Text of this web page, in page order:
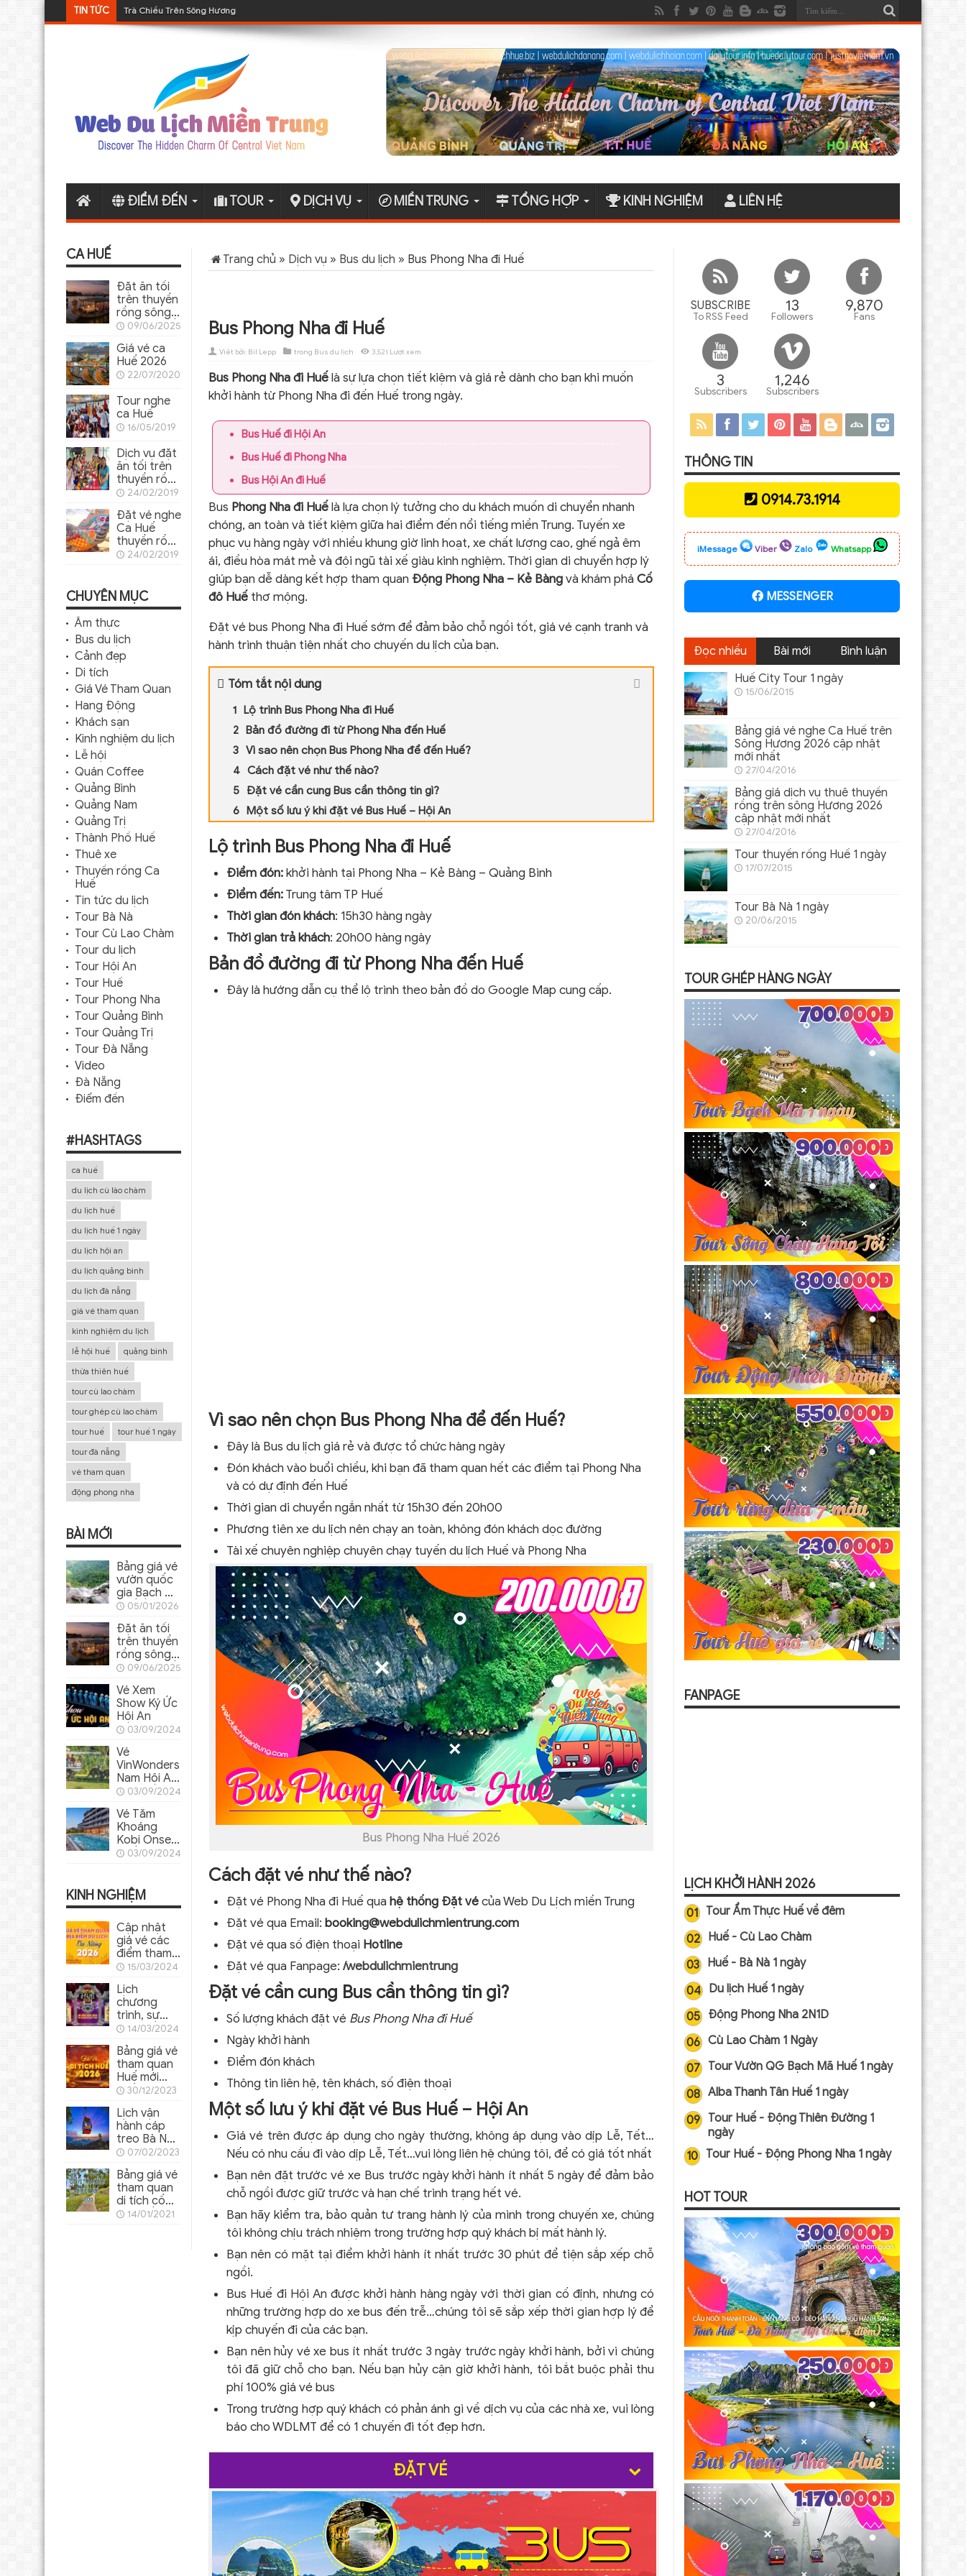
TIN TỨC Trà Chiều Trên Sông Hương
Tour DMZ 1 ngày từ Huế
ĐIỂM ĐẾN TOUR DỊCH VỤ MIỀN TRUNG TỔNG HỢP KINH NGHIỆM LIÊN HỆ
Trang chủ » Dịch vụ » Bus du lịch » Bus Phong Nha đi Huế
Bus Phong Nha đi Huế
Viết bởi: Bil Lepp trong Bus du lịch 3,521 Lượt xem
Bus Phong Nha đi Huếlà sự lựa chọn tiết kiệm và giá rẻ dành cho bạn khi muốn
khởi hành từ Phong Nha đi đến Huế trong ngày.
Bus Huế đi Hội An
Bus Huế đi Phong Nha
Bus Hội An đi Huế
Bus Phong Nha đi Huếlà lựa chọn lý tưởng cho du khách muốn di chuyển nhanh
chóng, an toàn và tiết kiệm giữa hai điểm đến nổi tiếng miền Trung. Tuyến xe
phục vụ hàng ngày với nhiều khung giờ linh hoạt, xe chất lượng cao, ghế ngả êm
ái, điều hòa mát mẻ và đội ngũ tài xế giàu kinh nghiệm. Thời gian di chuyển hợp lý
giúp bạn dễ dàng kết hợp tham quan Động Phong Nha – Kẻ Bàngvà khám phá Cố
đô Huế thơ mộng.
Đặt vé bus Phong Nha đi Huế sớm để đảm bảo chỗ ngồi tốt, giá vé cạnh tranh và
hành trình thuận tiện nhất cho chuyến du lịch của bạn.
Tóm tắt nội dung
Lộ trình Bus Phong Nha đi Huế
Bản đồ đường đi từ Phong Nha đến Huế
Vì sao nên chọn Bus Phong Nha để đến Huế?
Cách đặt vé như thế nào?
Đặt vé cần cung Bus cần thông tin gì?
Một số lưu ý khi đặt vé Bus Huế – Hội An
Lộ trình Bus Phong Nha đi Huế
Điểm đón:khởi hành tại Phong Nha – Kẻ Bàng – Quảng Bình
Điểm đến:Trung tâm TP Huế
Thời gian đón khách: 15h30 hàng ngày
Thời gian trả khách: 20h00 hàng ngày
Bản đồ đường đi từ Phong Nha đến Huế
Đây là hướng dẫn cụ thể lộ trình theo bản đồ do Google Map cung cấp.
Vì sao nên chọn Bus Phong Nha để đến Huế?
Đây là Bus du lịch giá rẻ và được tổ chức hàng ngày
Đón khách vào buổi chiều, khi bạn đã tham quan hết các điểm tại Phong Nha
và có dự định đến Huế
Thời gian di chuyển ngắn nhất từ 15h30 đến 20h00
Phương tiên xe du lịch nên chạy an toàn, không đón khách dọc đường
Tài xế chuyên nghiệp chuyên chạy tuyến du lịch Huế và Phong Nha
Bus Phong Nha Huế 2026
Cách đặt vé như thế nào?
Đặt vé Phong Nha đi Huế qua hệ thống Đặt vécủa Web Du Lịch miền Trung
Đặt vé qua Email: booking@webdulichmientrung.com
Đặt vé qua số điện thoại Hotline
Đặt vé qua Fanpage: /webdulichmientrung
Đặt vé cần cung Bus cần thông tin gì?
Số lượng khách đặt vé Bus Phong Nha đi Huế
Ngày khởi hành
Điểm đón khách
Thông tin liên hệ, tên khách, số điện thoại
Một số lưu ý khi đặt vé Bus Huế – Hội An
Giá vé trên được áp dụng cho ngày thường, không áp dụng vào dịp Lễ, Tết…
Nếu có nhu cầu đi vào dịp Lễ, Tết…vui lòng liên hệ chúng tôi, để có giá tốt nhất
Bạn nên đặt trước vé xe Bus trước ngày khởi hành ít nhất 5 ngày để đảm bảo
chỗ ngồi được giữ trước và hạn chế trình trạng hết vé.
Bạn hãy kiểm tra, bảo quản tư trang hành lý của mình trong chuyến xe, chúng
tôi không chịu trách nhiệm trong trường hợp quý khách bị mất hành lý.
Bạn nên có mặt tại điểm khởi hành ít nhất trước 30 phút để tiện sắp xếp chỗ
ngồi.
Bus Huế đi Hội An được khởi hành hàng ngày với thời gian cố định, nhưng có
những trường hợp do xe bus đến trễ…chúng tôi sẽ sắp xếp thời gian hợp lý để
kịp chuyến đi của các bạn.
Bạn nên hủy vé xe bus ít nhất trước 3 ngày trước ngày khởi hành, bởi vì chúng
tôi đã giữ chỗ cho bạn. Nếu bạn hủy cận giờ khởi hành, tôi bắt buộc phải thu
phí 100% giá vé bus
Trong trường hợp quý khách có phản ánh gì về dịch vụ của các nhà xe, vui lòng
báo cho WDLMT để có 1 chuyến đi tốt đẹp hơn.
ĐẶT VÉ
CA HUẾ
Đặt ăn tối
trên thuyền
rồng sông
Hương Huế
ghép lẻ
09/06/2025
Giá vé ca
Huế 2026
22/07/2020
Tour nghe
ca Huế
16/05/2019
Dịch vụ đặt
ăn tối trên
thuyền rồng
Sông
24/02/2019
Đặt vé nghe
Ca Huế
thuyền rồng
trên sông
24/02/2019
CHUYÊN MỤC
Ẩm thực
Bus du lịch
Cảnh đẹp
Di tích
Giá Vé Tham Quan
Hang Động
Khách sạn
Kinh nghiệm du lịch
Lễ hội
Quán Coffee
Quảng Bình
Quảng Nam
Quảng Trị
Thành Phố Huế
Thuê xe
Thuyền rồng Ca
Huế
Tin tức du lịch
Tour Bà Nà
Tour Cù Lao Chàm
Tour du lịch
Tour Hội An
Tour Huế
Tour Phong Nha
Tour Quảng Bình
Tour Quảng Trị
Tour Đà Nẵng
Video
Đà Nẵng
Điểm đến
#HASHTAGS
ca huế
du lịch cù lào chàm
du lịch huế
du lịch huế 1 ngày
du lịch hội an
du lịch quảng bình
du lịch đà nẵng
giá vé tham quan
kinh nghiệm du lịch
lễ hội huế
quảng bình
thừa thiên huế
tour cù lao chàm
tour ghép cù lao chàm
tour huế
tour huế 1 ngày
tour đà nẵng
vé tham quan
động phong nha
BÀI MỚI
Bảng giá vé
vườn quốc
gia Bạch Mã
Huế05/01/2026
Đặt ăn tối
trên thuyền
rồng sông
Hương Huế
ghép lẻ
09/06/2025
Vé Xem
Show Ký Ức
Hội An
03/09/2024
Vé
VinWonders
Nam Hội An
(tặng
Voucher ẩm
thực)
03/09/2024
Vé Tắm
Khoáng
Kobi Onsen
Huế03/09/2024
KINH NGHIỆM
Cập nhật
giá vé các
điểm tham
quan ở Đà
15/03/2024
Lịch
chương
trình, sự
kiện Festival
Huế 2024
14/03/2024
Bảng giá vé
tham quan
Huế mới
nhất 2026
30/12/2023
Lịch vận
hành cáp
treo Bà Nà
Hills 2026
mới nhất
07/02/2023
Bảng giá vé
tham quan
di tích cố
đô Huế
14/01/2021
SUBSCRIBE
To RSS Feed
13
Followers
9,870
Fans
3
Subscribers
1,246
Subscribers
THÔNG TIN
0914.73.1914
iMessage Viber Zalo Whatsapp
MESSENGER
Đọc nhiều Bài mới
Bình luận
Huế City Tour 1 ngày
15/06/2015
Bảng giá vé nghe Ca Huế trên
Sông Hương 2026 cập nhật
mới nhất
27/04/2016
Bảng giá dịch vụ thuê thuyền
rồng trên sông Hương 2026
cập nhật mới nhất
27/04/2016
Tour thuyền rồng Huế 1 ngày
17/07/2015
Tour Bà Nà 1 ngày
20/06/2015
TOUR GHÉP HÀNG NGÀY
FANPAGE
LỊCH KHỞI HÀNH 2026
01 Tour Ẩm Thực Huế về đêm
02 Huế - Cù Lao Chàm
03 Huế - Bà Nà 1 ngày
04 Du lịch Huế 1 ngày
05 Động Phong Nha 2N1D
06 Cù Lao Chàm 1 Ngày
07 Tour Vườn QG Bạch Mã Huế 1 ngày
08 Alba Thanh Tân Huế 1 ngày
09 Tour Huế - Động Thiên Đường 1
ngày
10 Tour Huế - Động Phong Nha 1 ngày
HOT TOUR